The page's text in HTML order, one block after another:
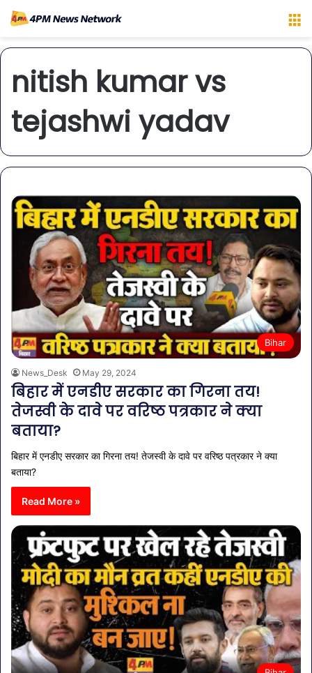
nitish kumar vs
tejashwi yadav
Bihar
News_Desk May 29, 2024
बिहार में एनडीए सरकार का गिरना तय!
तेजस्वी के दावे पर वरिष्ठ पत्रकार ने क्या
बताया?
बिहार में एनडीए सरकार का गिरना तय! तेजस्वी के दावे पर वरिष्ठ पत्रकार ने क्या
बताया?
Read More »